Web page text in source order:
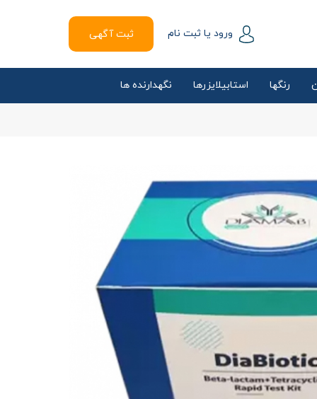
ورود یا ثبت نام ثبت آگهی
رنگها استابیلایزرها نگهدارنده ها